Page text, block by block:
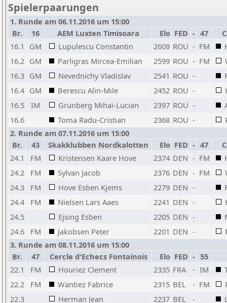
Spielerpaarungen
1. Runde am 06.11.2016 um 15:00
Br.
16 AEM Luxten Timisoara Elo FED - 47
16.1
GM Lupulescu Constantin 2609 ROU - FM
16.2 GM Parligras Mircea-Emilian 2599 ROU - FM
16.3 GM Nevednichy Vladislav 2541 ROU -
16.4 GM Berescu Alin-Mile 2452 ROU -
16.5
IM Grunberg Mihai-Lucian 2397 ROU -
16.6
Toma Radu-Cristian 2368 ROU -
2. Runde am 07.11.2016 um 15:00
Br.
43 Skakklubben Nordkalotten Elo FED - 47
24.1
FM Kristensen Kaare Hove 2374 DEN - FM
24.2
FM Sylvan Jacob 2376 DEN - FM
24.3
FM Hove Esben Kjems 2279 DEN -
24.4
FM Nielsen Lars Aaes 2241 DEN -
24.5
Ejsing Esben 2205 DEN -
24.6
FM Jakobsen Peter 2201 DEN -
3. Runde am 08.11.2016 um 15:00
Br.
47 Cercle d'Echecs Fontainois Elo FED - 55
22.1
FM Houriez Clement 2335 FRA - IM
22.2
FM Wantiez Fabrice 2315 BEL - FM
22.3
Herman Jean 2237 BEL -